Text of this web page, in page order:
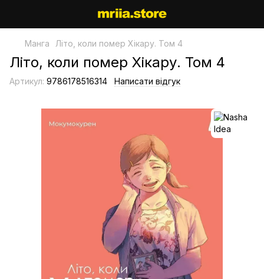
Манга Літо, коли помер Хікару. Том 4
Літо, коли помер Хікару. Том 4
Артикул: 9786178516314 Написати відгук